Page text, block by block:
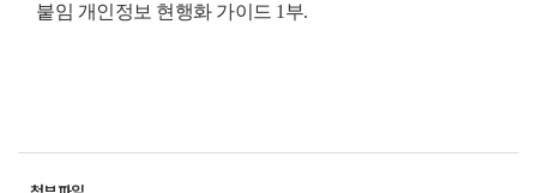
붙임 개인정보 현행화 가이드 1부.